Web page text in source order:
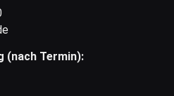
(nach Termin):